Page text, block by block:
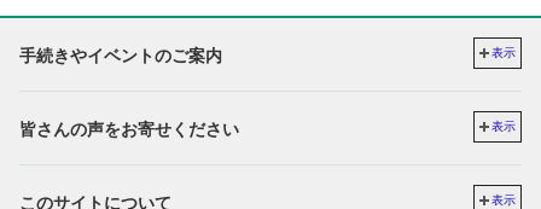
手続きやイベントのご案内 表示
皆さんの声をお寄せください 表示
このサイトについて 表示